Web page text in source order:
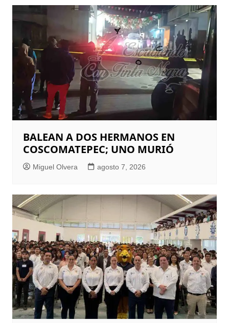
BALEAN A DOS HERMANOS EN
COSCOMATEPEC; UNO MURIÓ
Miguel Olvera agosto 7, 2026